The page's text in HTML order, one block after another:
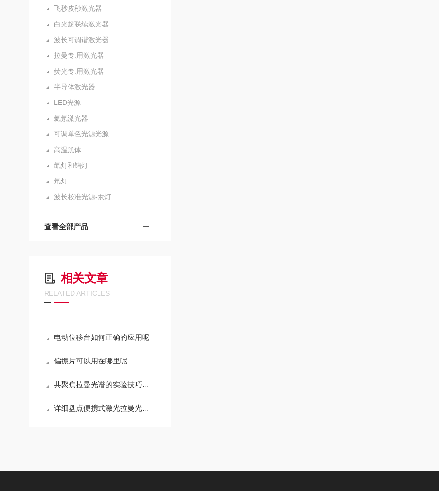
飞秒皮秒激光器
白光超联续激光器
波长可调谐激光器
拉曼专.用激光器
荧光专.用激光器
半导体激光器
LED光源
氦氖激光器
可调单色光源光源
高温黑体
氙灯和钨灯
氘灯
波长校准光源-汞灯
查看全部产品
相关文章
RELATED ARTICLES
电动位移台如何正确的应用呢
偏振片可以用在哪里呢
共聚焦拉曼光谱的实验技巧与数据分析：提升科研效率的关键方法
详细盘点便携式激光拉曼光谱仪的产品特点及其技术参数